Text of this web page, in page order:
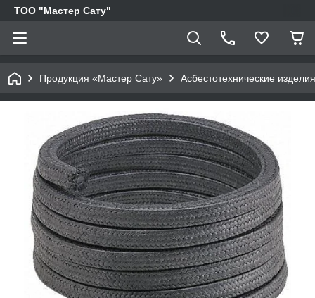
ТОО "Мастер Сату"
Продукция «Мастер Сату» Асбестотехнические изделия